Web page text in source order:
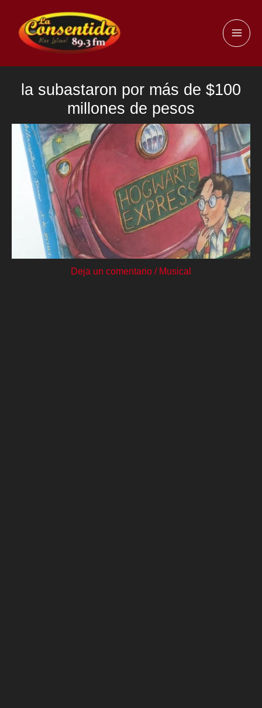
contenido
la subastaron por más de $100
millones de pesos
Deja un comentario / Musical